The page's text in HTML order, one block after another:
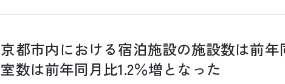
京都市内における宿泊施設の施設数は前年
室数は前年同月比1.2％増となった